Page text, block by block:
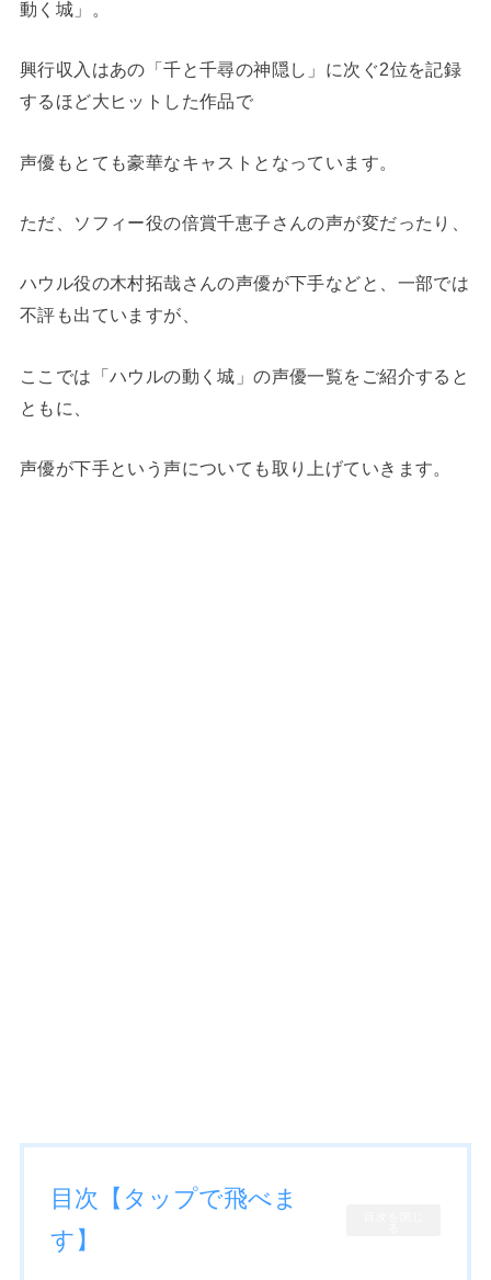
動く城」。
興行収入はあの「千と千尋の神隠し」に次ぐ2位を記録
するほど大ヒットした作品で
声優もとても豪華なキャストとなっています。
ただ、ソフィー役の倍賞千恵子さんの声が変だったり、
ハウル役の木村拓哉さんの声優が下手などと、一部では
不評も出ていますが、
ここでは「ハウルの動く城」の声優一覧をご紹介すると
ともに、
声優が下手という声についても取り上げていきます。
目次【タップで飛べま
す】